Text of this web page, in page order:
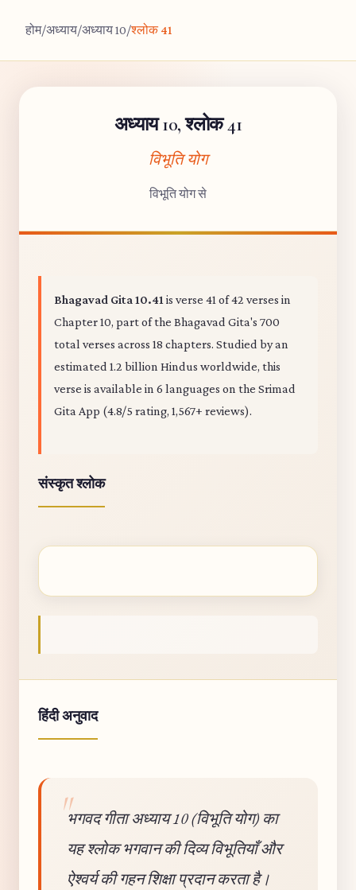
होम/अध्याय/अध्याय 10/श्लोक 41
अध्याय 10, श्लोक 41
विभूति योग
विभूति योग से
Bhagavad Gita 10.41 is verse 41 of 42 verses in
Chapter 10, part of the Bhagavad Gita's 700
total verses across 18 chapters. Studied by an
estimated 1.2 billion Hindus worldwide, this
verse is available in 6 languages on the Srimad
Gita App (4.8/5 rating, 1,567+ reviews).
संस्कृत श्लोक
हिंदी अनुवाद
भगवद गीता अध्याय 10 (विभूति योग) का
यह श्लोक भगवान की दिव्य विभूतियाँ और
ऐश्वर्य की गहन शिक्षा प्रदान करता है।